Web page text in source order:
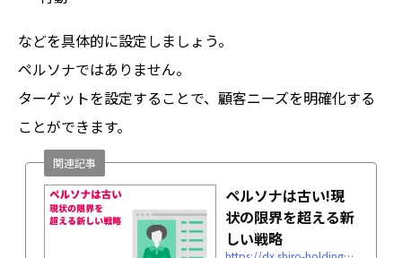
などを具体的に設定しましょう。
ペルソナではありません。
ターゲットを設定することで、顧客ニーズを明確化する
ことができます。
ペルソナは古い!現
状の限界を超える新
しい戦略
関連記事